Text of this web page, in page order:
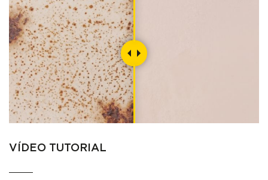
VÍDEO TUTORIAL